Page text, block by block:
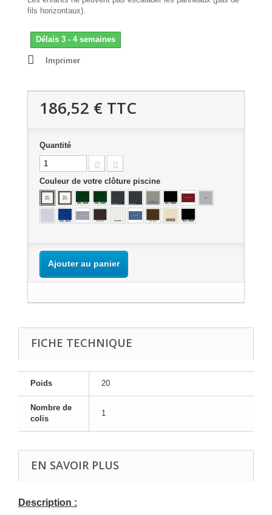
fils horizontaux).
Délais 3 - 4 semaines
Imprimer
186,52 € TTC
Quantité
Couleur de votre clôture piscine
Ajouter au panier
FICHE TECHNIQUE
Poids 20
Nombre de
colis
1
EN SAVOIR PLUS
Description :